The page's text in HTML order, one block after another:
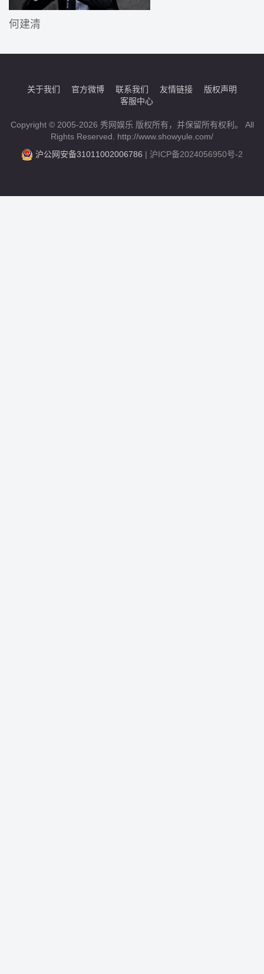
何建清
关于我们 官方微博 联系我们 友情链接
版权声明
客服中心
Copyright © 2005-2026 秀网娱乐 版权所有，并保留所有权利。 All
Rights Reserved. http://www.showyule.com/
沪公网安备31011002006786 | 沪ICP备2024056950号-2